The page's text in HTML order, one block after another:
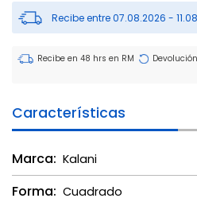
Recibe entre 07.08.2026 -
Recibe en 48 hrs en RM
Características
Marca: Kalani
Forma: Cuadrado